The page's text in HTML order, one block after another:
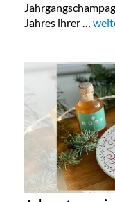
Jahres ihrer …